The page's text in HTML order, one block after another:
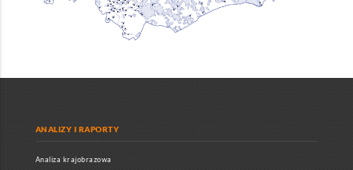
ANALIZY I RAPORTY
Analiza krajobrazowa